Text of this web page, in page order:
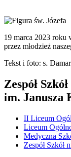
19 marca 2023 roku
przez młodzież
Tekst i foto: s.
Zespół
im. Janusza
II Liceum
Liceum
Medyczna
Zespół Szkół